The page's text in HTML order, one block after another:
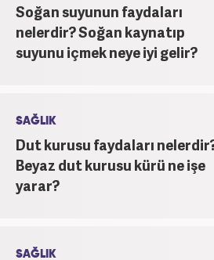
Soğan suyunun faydaları
nelerdir? Soğan kaynatıp
suyunu içmek neye iyi gelir?
SAĞLIK
Dut kurusu faydaları
Beyaz dut kurusu kürü ne işe
yarar?
SAĞLIK